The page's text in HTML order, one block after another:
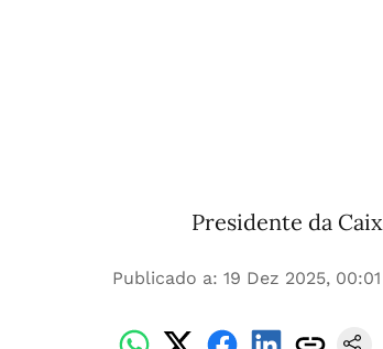
Presidente da
Publicado a: 19 Dez 2025, 00:01